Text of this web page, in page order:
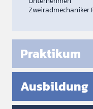
Zweiradmechaniker
Praktikum
Ausbildung